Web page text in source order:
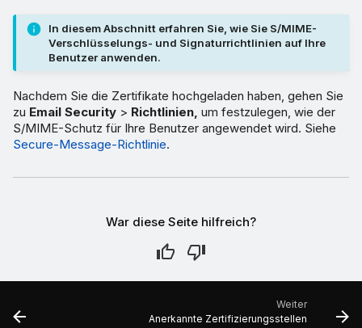
In diesem Abschnitt erfahren Sie, wie Sie S/MIME-
Verschlüsselungs- und Signaturrichtlinien auf Ihre
Benutzer anwenden.
Nachdem Sie die Zertifikate hochgeladen haben, gehen Sie
zu Email Security > Richtlinien, um festzulegen, wie der
S/MIME-Schutz für Ihre Benutzer angewendet wird. Siehe
Secure-Message-Richtlinie.
War diese Seite hilfreich?
Weiter
Anerkannte Zertifizierungsstellen